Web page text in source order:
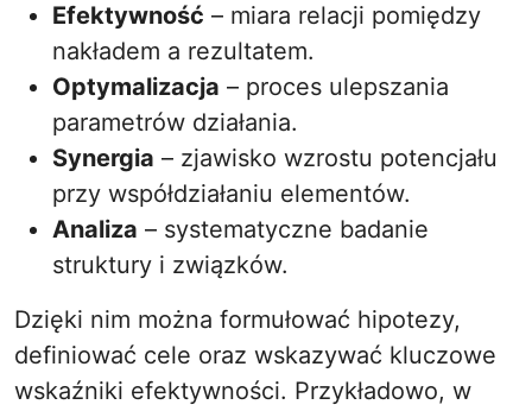
Efektywność – miara relacji pomiędzy
nakładem a rezultatem.
Optymalizacja – proces ulepszania
parametrów działania.
Synergia – zjawisko wzrostu potencjału
przy współdziałaniu elementów.
Analiza – systematyczne badanie
struktury i związków.
Dzięki nim można formułować hipotezy,
definiować cele oraz wskazywać kluczowe
wskaźniki efektywności. Przykładowo, w